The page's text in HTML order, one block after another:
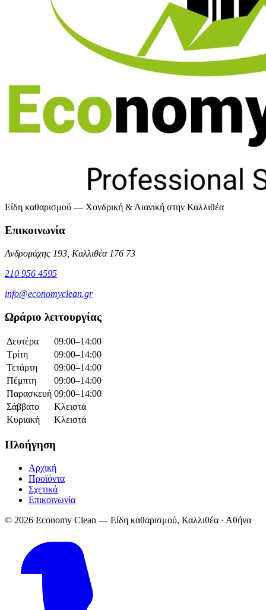
Είδη καθαρισμού — Χονδρική & Λιανική στην Καλλιθέα
Επικοινωνία
Ανδρομάχης 193, Καλλιθέα 176 73
210 956 4595
info@economyclean.gr
Ωράριο λειτουργίας
Δευτέρα
09:00–14:00
Τρίτη
09:00–14:00
Τετάρτη
09:00–14:00
Πέμπτη
09:00–14:00
Παρασκευή 09:00–14:00
Σάββατο
Κλειστά
Κυριακή
Κλειστά
Πλοήγηση
Αρχική
Προϊόντα
Σχετικά
Επικοινωνία
© 2026 Economy Clean — Είδη καθαρισμού, Καλλιθέα · Αθήνα